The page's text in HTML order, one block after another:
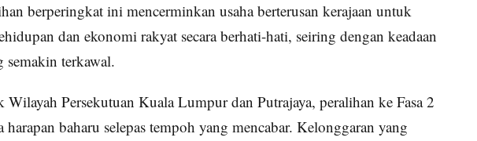
berperingkat ini mencerminkan usaha berterusan kerajaan untuk
dan ekonomi rakyat secara berhati-hati, seiring dengan keadaan
semakin terkawal.
Persekutuan Kuala Lumpur dan Putrajaya, peralihan ke Fasa 2
harapan baharu selepas tempoh yang mencabar. Kelonggaran yang